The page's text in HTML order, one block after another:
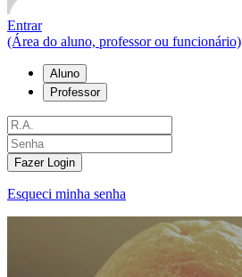
Entrar
(Área do aluno, professor ou funcionário)
Aluno
Professor
Fazer Login
Esqueci minha senha